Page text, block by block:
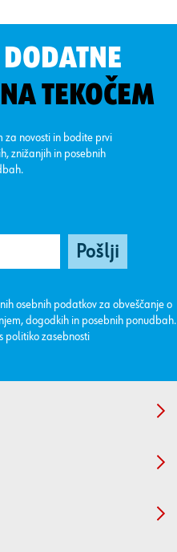
NA TEKOČEM
za novosti in bodite prvi
znižanjih in posebnih
osebnih podatkov za obveščanje o
dogodkih in posebnih ponudbah.
politiko zasebnosti